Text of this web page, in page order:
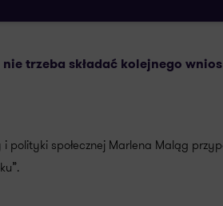
trzeba składać kolejnego
społecznej Marlena Maląg